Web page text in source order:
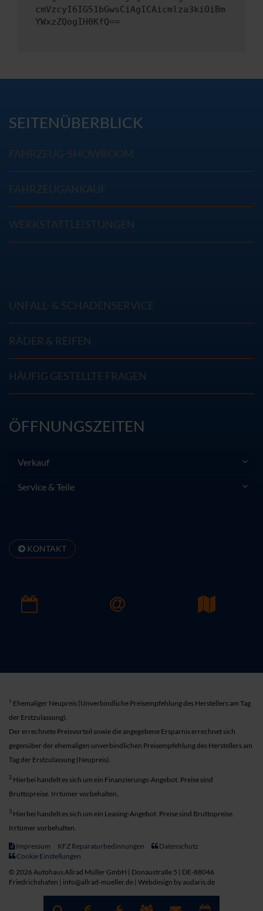
cmVzcyI6IG51bGwsCiAgICAicmlza3kiOiBm
YWxzZQogIH0KfQ==
SEITENÜBERBLICK
FAHRZEUG-SHOWROOM
FAHRZEUGANKAUF
WERKSTATTLEISTUNGEN
UNFALL- & SCHADENSERVICE
RÄDER & REIFEN
HÄUFIG GESTELLTE FRAGEN
ÖFFNUNGSZEITEN
Verkauf
Service & Teile
KONTAKT
1 Ehemaliger Neupreis (Unverbindliche Preisempfehlung des Herstellers am Tag
der Erstzulassung).
Der errechnete Preisvorteil sowie die angegebene Ersparnis errechnet sich
gegenüber der ehemaligen unverbindlichen Preisempfehlung des Herstellers am
Tag der Erstzulassung (Neupreis).
2 Hierbei handelt es sich um ein Finanzierungs-Angebot. Preise sind
Bruttopreise. Irrtümer vorbehalten.
3 Hierbei handelt es sich um ein Leasing-Angebot. Preise sind Bruttopreise.
Irrtümer vorbehalten.
Impressum KFZ Reparaturbedinnungen
Datenschutz
Cookie Einstellungen
© 2026 Autohaus Allrad Müller GmbH | Donaustraße 5 | DE-88046
Friedrichshafen | info@allrad-mueller.de | Webdesign by audaris.de